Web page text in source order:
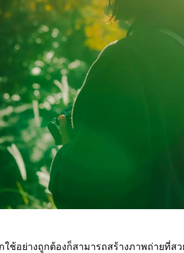
ช้อย่างถูกต้องก็สามารถสร้างภาพถ่ายที่